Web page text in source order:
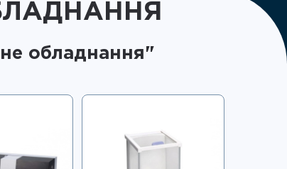
обладнання"